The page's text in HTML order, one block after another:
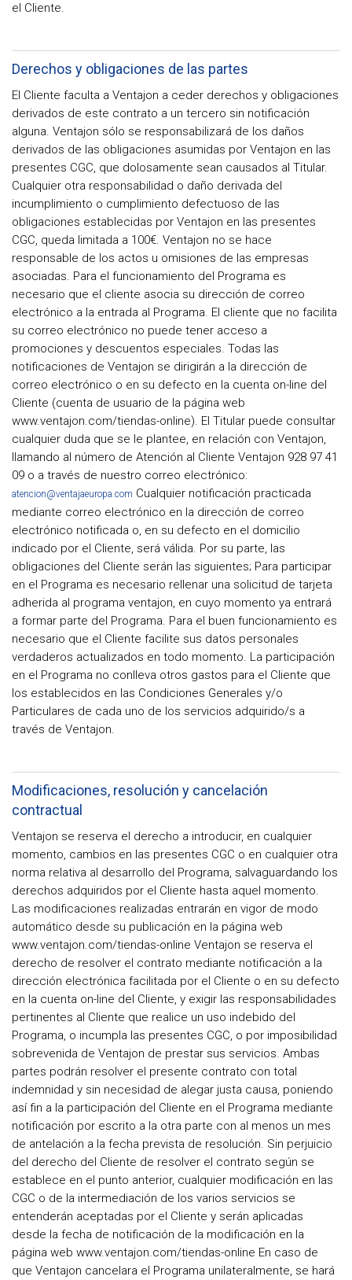
el Cliente.
Derechos y obligaciones de las partes
El Cliente faculta a Ventajon a ceder derechos y obligaciones
derivados de este contrato a un tercero sin notificación
alguna. Ventajon sólo se responsabilizará de los daños
derivados de las obligaciones asumidas por Ventajon en las
presentes CGC, que dolosamente sean causados al Titular.
Cualquier otra responsabilidad o daño derivada del
incumplimiento o cumplimiento defectuoso de las
obligaciones establecidas por Ventajon en las presentes
CGC, queda limitada a 100€. Ventajon no se hace
responsable de los actos u omisiones de las empresas
asociadas. Para el funcionamiento del Programa es
necesario que el cliente asocia su dirección de correo
electrónico a la entrada al Programa. El cliente que no facilita
su correo electrónico no puede tener acceso a
promociones y descuentos especiales. Todas las
notificaciones de Ventajon se dirigirán a la dirección de
correo electrónico o en su defecto en la cuenta on-line del
Cliente (cuenta de usuario de la página web
www.ventajon.com/tiendas-online). El Titular puede consultar
cualquier duda que se le plantee, en relación con Ventajon,
llamando al número de Atención al Cliente Ventajon 928 97 41
09 o a través de nuestro correo electrónico:
atencion@ventajaeuropa.com Cualquier notificación practicada
mediante correo electrónico en la dirección de correo
electrónico notificada o, en su defecto en el domicilio
indicado por el Cliente, será válida. Por su parte, las
obligaciones del Cliente serán las siguientes; Para participar
en el Programa es necesario rellenar una solicitud de tarjeta
adherida al programa ventajon, en cuyo momento ya entrará
a formar parte del Programa. Para el buen funcionamiento es
necesario que el Cliente facilite sus datos personales
verdaderos actualizados en todo momento. La participación
en el Programa no conlleva otros gastos para el Cliente que
los establecidos en las Condiciones Generales y/o
Particulares de cada uno de los servicios adquirido/s a
través de Ventajon.
Modificaciones, resolución y cancelación
contractual
Ventajon se reserva el derecho a introducir, en cualquier
momento, cambios en las presentes CGC o en cualquier otra
norma relativa al desarrollo del Programa, salvaguardando los
derechos adquiridos por el Cliente hasta aquel momento.
Las modificaciones realizadas entrarán en vigor de modo
automático desde su publicación en la página web
www.ventajon.com/tiendas-online Ventajon se reserva el
derecho de resolver el contrato mediante notificación a la
dirección electrónica facilitada por el Cliente o en su defecto
en la cuenta on-line del Cliente, y exigir las responsabilidades
pertinentes al Cliente que realice un uso indebido del
Programa, o incumpla las presentes CGC, o por imposibilidad
sobrevenida de Ventajon de prestar sus servicios. Ambas
partes podrán resolver el presente contrato con total
indemnidad y sin necesidad de alegar justa causa, poniendo
así fin a la participación del Cliente en el Programa mediante
notificación por escrito a la otra parte con al menos un mes
de antelación a la fecha prevista de resolución. Sin perjuicio
del derecho del Cliente de resolver el contrato según se
establece en el punto anterior, cualquier modificación en las
CGC o de la intermediación de los varios servicios se
entenderán aceptadas por el Cliente y serán aplicadas
desde la fecha de notificación de la modificación en la
página web www.ventajon.com/tiendas-online En caso de
que Ventajon cancelara el Programa unilateralmente, se hará